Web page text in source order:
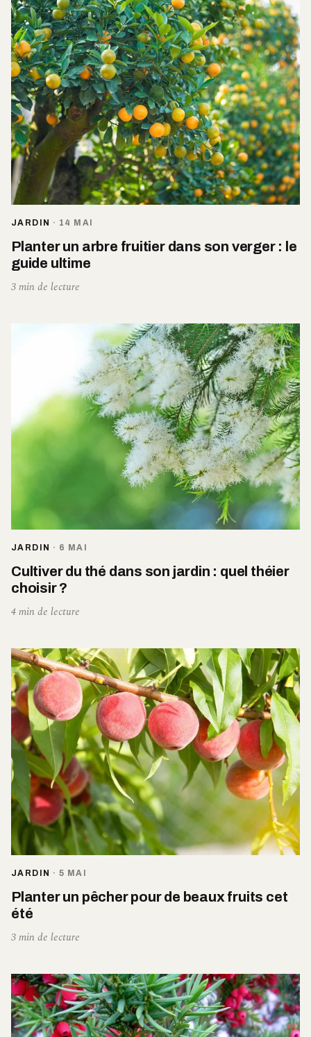
JARDIN · 14 MAI
Planter un arbre fruitier dans son verger : le
guide ultime
3 min de lecture
JARDIN · 6 MAI
Cultiver du thé dans son jardin : quel théier
choisir ?
4 min de lecture
JARDIN · 5 MAI
Planter un pêcher pour de beaux fruits cet
été
3 min de lecture